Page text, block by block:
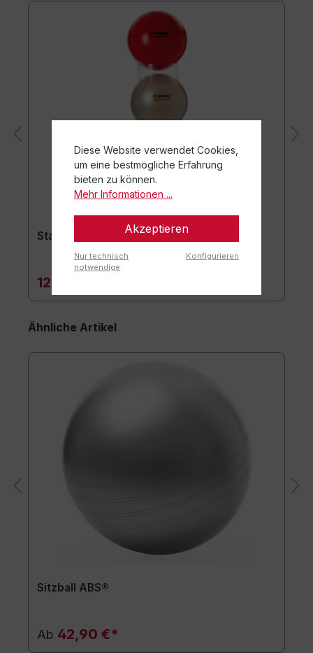
Stapelhilfe 3er Set
129,90 €*
Ähnliche Artikel
Sitzball ABS®
Ab 42,90 €*
Diese Website verwendet Cookies,
um eine bestmögliche Erfahrung
bieten zu können.
Mehr Informationen ...
Akzeptieren
Nur technisch
notwendige
Konfigurieren